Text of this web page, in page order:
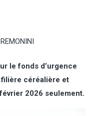
le fonds d’urgence
céréalière et
2026 seulement.